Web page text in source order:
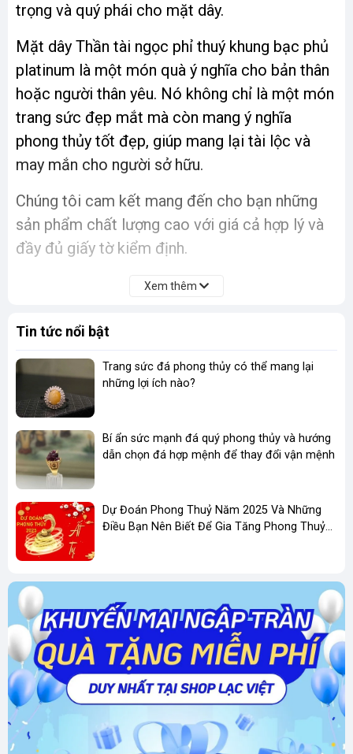
trọng và quý phái cho mặt dây.
Mặt dây Thần tài ngọc phỉ thuý khung bạc phủ
platinum là một món quà ý nghĩa cho bản thân
hoặc người thân yêu. Nó không chỉ là một món
trang sức đẹp mắt mà còn mang ý nghĩa
phong thủy tốt đẹp, giúp mang lại tài lộc và
may mắn cho người sở hữu.
Chúng tôi cam kết mang đến cho bạn những
sản phẩm chất lượng cao với giá cả hợp lý và
đầy đủ giấy tờ kiểm định.
Xem thêm
Tin tức nổi bật
Trang sức đá phong thủy có thể mang lại
những lợi ích nào?
Bí ẩn sức mạnh đá quý phong thủy và hướng
dẫn chọn đá hợp mệnh để thay đổi vận mệnh
Dự Đoán Phong Thuỷ Năm 2025 Và Những
Điều Bạn Nên Biết Để Gia Tăng Phong Thuỷ